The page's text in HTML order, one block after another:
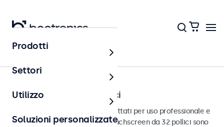
Touchscreen
Touchscreen da 32 pollici
Touchscreen da 32 pollici progettati per uso professionale e
uso continuo. Questi monitor touchscreen da 32 pollici sono
Prodotti
Settori
Utilizzo
Soluzioni personalizzate